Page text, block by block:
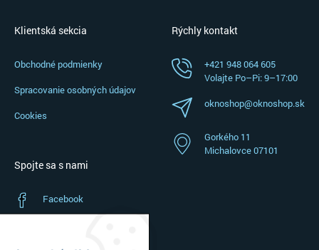
Klientská sekcia
Obchodné podmienky
Spracovanie osobných údajov
Cookies
Rýchly kontakt
+421 948 064 605
Volajte Po–⁠Pi: 9–⁠17:00
oknoshop@oknoshop.sk
Gorkého 11
Michalovce 07101
Spojte sa s nami
Facebook